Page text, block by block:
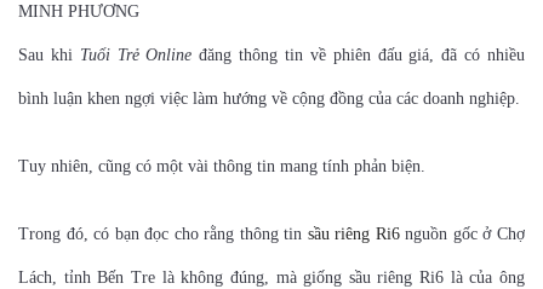
MINH PHƯƠNG
Sau khi Tuổi Trẻ Online đăng thông tin về phiên đấu giá, đã có nhiều
bình luận khen ngợi việc làm hướng về cộng đồng của các doanh nghiệp.
Tuy nhiên, cũng có một vài thông tin mang tính phản biện.
Trong đó, có bạn đọc cho rằng thông tin sầu riêng Ri6nguồn gốc ở Chợ
Lách, tỉnh Bến Tre là không đúng, mà giống sầu riêng Ri6 là của ông